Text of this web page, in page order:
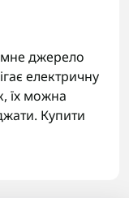
джерело
електричну
їх можна
Купити
батарей